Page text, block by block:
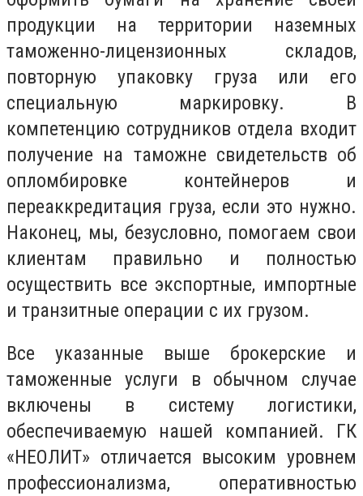
продукции на территории наземных
таможенно-лицензионных складов,
повторную упаковку груза или его
специальную маркировку. В
компетенцию сотрудников отдела входит
получение на таможне свидетельств об
опломбировке контейнеров и
переаккредитация груза, если это нужно.
Наконец, мы, безусловно, помогаем свои
клиентам правильно и полностью
осуществить все экспортные, импортные
и транзитные операции с их грузом.
Все указанные выше брокерские и
таможенные услуги в обычном случае
включены в систему логистики,
обеспечиваемую нашей компанией. ГК
«НЕОЛИТ» отличается высоким уровнем
профессионализма, оперативностью